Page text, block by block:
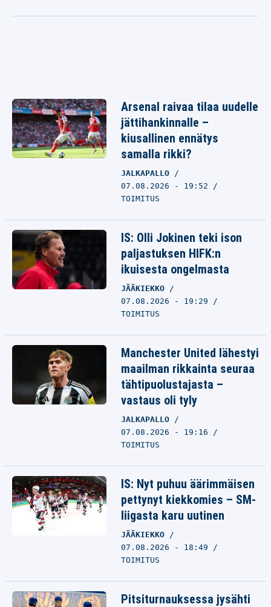
Arsenal raivaa tilaa uudelle
jättihankinnalle –
kiusallinen ennätys
samalla rikki?
JALKAPALLO
07.08.2026 - 19:52
TOIMITUS
IS: Olli Jokinen teki ison
paljastuksen HIFK:n
ikuisesta ongelmasta
JÄÄKIEKKO
07.08.2026 - 19:29
TOIMITUS
Manchester United lähestyi
maailman rikkainta seuraa
tähtipuolustajasta –
vastaus oli tyly
JALKAPALLO
07.08.2026 - 19:16
TOIMITUS
IS: Nyt puhuu äärimmäisen
pettynyt kiekkomies – SM-
liigasta karu uutinen
JÄÄKIEKKO
07.08.2026 - 18:49
TOIMITUS
Pitsiturnauksessa jysähti